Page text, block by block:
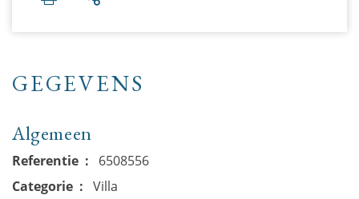
GEGEVENS
Algemeen
Referentie
6508556
Categorie
Villa